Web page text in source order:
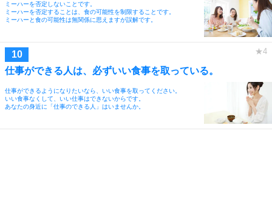
ミーハーを否定しないことです。
ミーハーを否定することは、食の可能性を制限することです。
ミーハーと食の可能性は無関係に思えますが誤解です。
仕事ができる人は、必ずいい食事を取っている。
仕事ができるようになりたいなら、いい食事を取ってください。
いい食事なくして、いい仕事はできないからです。
あなたの身近に「仕事のできる人」はいませんか。